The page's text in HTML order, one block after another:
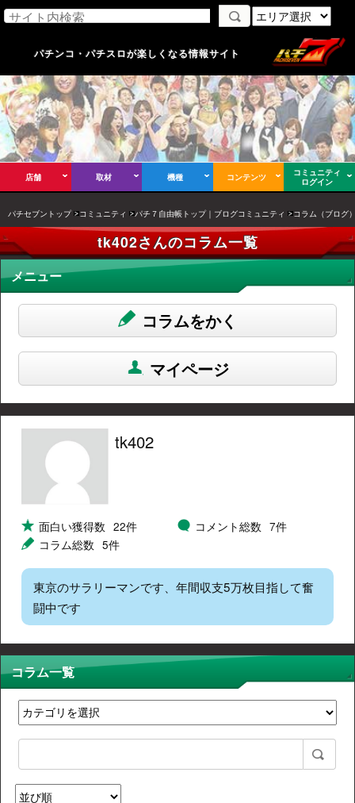
パチンコ・パチスロが楽しくなる情報サイト
店舗 取材 機種 コンテンツ
コミュニティ
ログイン
パチセブントップ コミュニティ パチ７自由帳トップ｜ブログコミュニティ コラム（ブログ
tk402さんのコラム一覧
メニュー
コラムをかく
マイページ
tk402
面白い獲得数 22件 コメント総数 7件
コラム総数 5件
東京のサラリーマンです、年間収支5万枚目指して奮
闘中です
コラム一覧